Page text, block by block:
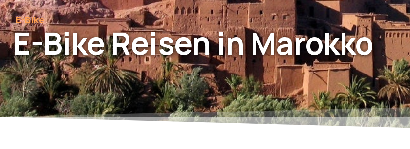
E-Bike
E-Bike Reisen in Marokko